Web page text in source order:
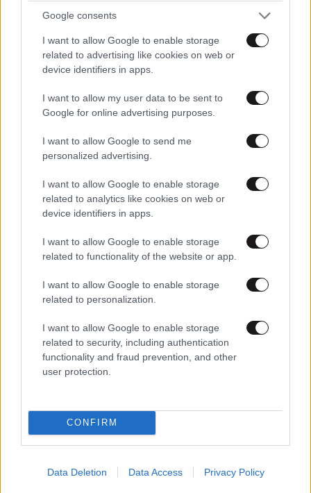
Google consents
I want to allow Google to enable storage
related to advertising like cookies on web or
device identifiers in apps.
I want to allow my user data to be sent to
Google for online advertising purposes.
I want to allow Google to send me
personalized advertising.
I want to allow Google to enable storage
related to analytics like cookies on web or
device identifiers in apps.
I want to allow Google to enable storage
related to functionality of the website or app.
I want to allow Google to enable storage
related to personalization.
I want to allow Google to enable storage
related to security, including authentication
functionality and fraud prevention, and other
user protection.
CONFIRM
Data Deletion Data Access Privacy Policy
Διαβάστε και ακολουθήστε τους κανόνες σχολιασμού
ΠΡΟΣΘΗΚΗ
TRENDING
Ζευγάρι από τις ΗΠΑ που «υιοθέτησε» τον